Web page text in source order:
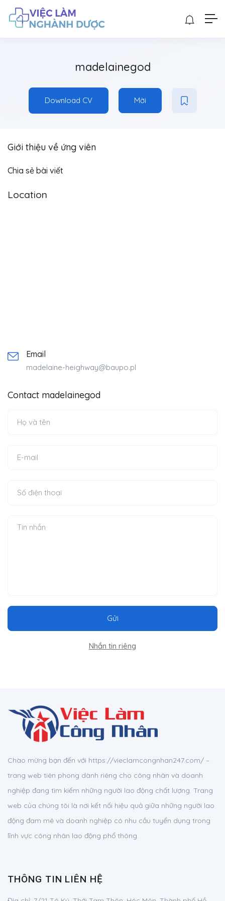
madelainegod
Download CV Mời
Giới thiệu về ứng viên
Chia sẻ bài viết
Location
Email
madelaine-heighway@baupo.pl
Contact madelainegod
Gửi
Nhắn tin riêng
Chào mừng bạn đến với https://vieclamcongnhan247.com/ –
trang web tiên phong dành riêng cho công nhân và doanh
nghiệp đang tìm kiếm những người lao động chất lượng. Trang
web của chúng tôi là nơi kết nối hiệu quả giữa những người lao
động đam mê và doanh nghiệp có nhu cầu tuyển dụng trong
lĩnh vực công nhân lao động phổ thông.
THÔNG TIN LIÊN HỆ